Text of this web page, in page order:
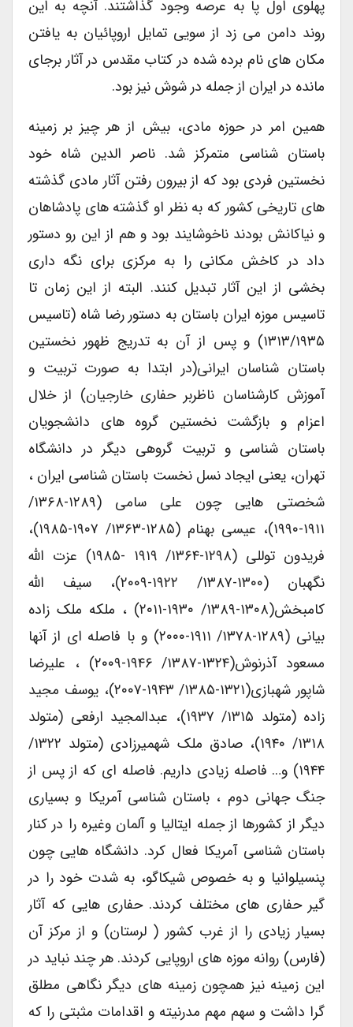
پهلوی اول پا به عرصه وجود گذاشتند. آنچه به این
روند دامن می زد از سویی تمایل اروپائیان به یافتن
مکان های نام برده شده در کتاب مقدس در آثار برجای
مانده در ایران از جمله در شوش نیز بود.
همین امر در حوزه مادی، بیش از هر چیز بر زمینه
باستان شناسی متمرکز شد. ناصر الدین شاه خود
نخستین فردی بود که از بیرون رفتن آثار مادی گذشته
های تاریخی کشور که به نظر او گذشته های پادشاهان
و نیاکانش بودند ناخوشایند بود و هم از این رو دستور
داد در کاخش مکانی را به مرکزی برای نگه داری
بخشی از این آثار تبدیل کنند. البته از این زمان تا
تاسیس موزه ایران باستان به دستور رضا شاه (تاسیس
۱۳۱۳/۱۹۳۵) و پس از آن به تدریج ظهور نخستین
باستان شناسان ایرانی(در ابتدا به صورت تربیت و
آموزش کارشناسان ناظربر حفاری خارجیان) از خلال
اعزام و بازگشت نخستین گروه های دانشجویان
باستان شناسی و تربیت گروهی دیگر در دانشگاه
تهران، یعنی ایجاد نسل نخست باستان شناسی ایران ،
شخصتی هایی چون علی سامی (۱۲۸۹-۱۳۶۸/
۱۹۱۱-۱۹۹۰)، عیسی بهنام (۱۲۸۵-۱۳۶۳/ ۱۹۰۷-۱۹۸۵)،
فریدون توللی (۱۲۹۸-۱۳۶۴/ ۱۹۱۹ -۱۹۸۵) عزت الله
نگهبان (۱۳۰۰-۱۳۸۷/ ۱۹۲۲-۲۰۰۹)، سیف الله
کامبخش(۱۳۰۸-۱۳۸۹/ ۱۹۳۰-۲۰۱۱) ، ملکه ملک زاده
بیانی (۱۲۸۹-۱۳۷۸/ ۱۹۱۱-۲۰۰۰) و با فاصله ای از آنها
مسعود آذرنوش(۱۳۲۴-۱۳۸۷/ ۱۹۴۶-۲۰۰۹) ، علیرضا
شاپور شهبازی(۱۳۲۱-۱۳۸۵/ ۱۹۴۳-۲۰۰۷)، یوسف مجید
زاده (متولد ۱۳۱۵/ ۱۹۳۷)، عبدالمجید ارفعی (متولد
۱۳۱۸/ ۱۹۴۰)، صادق ملک شهمیرزادی (متولد ۱۳۲۲/
۱۹۴۴) و… فاصله زیادی داریم. فاصله ای که از پس از
جنگ جهانی دوم ، باستان شناسی آمریکا و بسیاری
دیگر از کشورها از جمله ایتالیا و آلمان وغیره را در کنار
باستان شناسی آمریکا فعال کرد. دانشگاه هایی چون
پنسیلوانیا و به خصوص شیکاگو، به شدت خود را در
گیر حفاری های مختلف کردند. حفاری هایی که آثار
بسیار زیادی را از غرب کشور ( لرستان) و از مرکز آن
(فارس) روانه موزه های اروپایی کردند. هر چند نباید در
این زمینه نیز همچون زمینه های دیگر نگاهی مطلق
گرا داشت و سهم مهم مدرنیته و اقدامات مثبتی را که